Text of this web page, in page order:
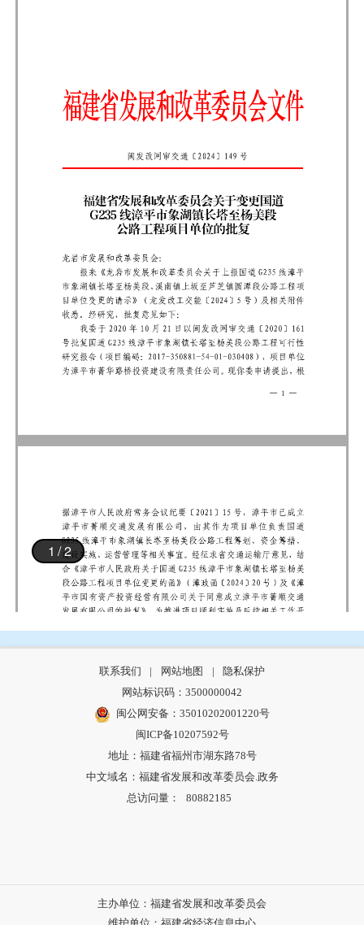
联系我们 | 网站地图 |
隐私保护
网站标识码：3500000042
闽公网安备：35010202001220号
闽ICP备10207592号
地址：福建省福州市湖东路78号
中文域名：福建省发展和改革委员会.政务
总访问量：
80882185
主办单位：福建省发展和改革委员会